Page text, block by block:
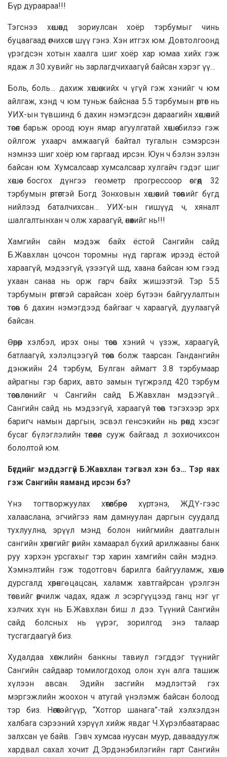
Бүр дураараа!!!
Тэгснээ хөшөөнд зориулсан хоёр тэрбумыг чинь
буцаагаад өгчихсөн шүү гэнэ. Хэн итгэх юм. Довтолгоонд
үрэгдсэн хотын хаалга шиг хоёр хар юмаа хийх гэж
ядаж л 30 хувийг нь зарлагдчихаагүй байсан хэрэг үү…
Боль, боль… дахиж хөшөө хийх ч үгүй гэж хэнийг ч юм
айлгаж, хэнд ч юм туньж байснаа 5.5 тэрбумын өртөг нь
УИХ-ын түвшинд 6 дахин нэмэгдсэн дараагийн хөшөөний
төсөл барьж ороод юун ямар агуулгатай хөшөө билээ гэж
ойлгож ухаарч амжаагүй байтал тугалын сэмэрсэн
нэмнээ шиг хоёр юм гаргаад ирсэн. Юун ч бэлэн зэлэн
байсан юм. Хумсалсаар хумсалсаар хулгайч гэдэг шиг
хөшөө босгох дүнгээ геометр прогрессоор өсгөөд 32
тэрбумын өртөгтэй Богд Зонховын хөшөөний төсөвийг бүгд
нийлээд баталчихсан… УИХ-ын гишүүд ч, хяналт
шалгалтынхан ч олж хараагүй, өнөөхийг нь!!!
Хамгийн сайн мэдэж байх ёстой Сангийн сайд
Б.Жавхлан цочсон торомны нүд гаргаж ирээд ёстой
хараагүй, мэдээгүй, үзээгүй шд, хаана байсан юм гээд
ухаан санаа нь орж гарч байх жишээтэй. Тэр 5.5
тэрбумын өртөгтэй сарайсан хоёр бүтээн байгуулалтын
төсөв 6 дахин нэмэгдээд байгааг ч хараагүй, дуулаагүй
байсан.
Өөрөөр хэлбэл, ирэх оны төсөв хэний ч үзэж, хараагүй,
батлаагүй, хэлэлцээгүй төсөв болж таарсан. Гандангийн
дэнжийн 24 тэрбум, Булган аймагт 3.8 тэрбумаар
айрагны гэр барих, авто замын түгжрэлд 420 тэрбум
төсөвлөснийг ч Сангийн сайд Б.Жавхлан мэдээгүй…
Сангийн сайд нь мэдээгүй, хараагүй төсөв тэгэхээр эрх
баригч намын даргын, эсвэл генсэкийн нь өрөөнд хэсэг
бусаг бүлэглэлийн төлөөлөл сууж байгаад л зохиочихсон
бололтой юм.
Бүгдийг мэддэггүй Б.Жавхлан тэгвэл хэн бэ… Тэр яах
гэж Сангийн яаманд ирсэн бэ?
Үнэ тогтворжуулах хөтөлбөрөөс хүртэнэ, ЖДҮ-гээс
халааслана, эгчийгээ яам дамнуулан даргын суудалд
тухлуулна, эрүүл мэнд болон нийгмийн даатгалын
сангийн хөрөнгийг өөрийн хамаарал бүхий арилжааны банк
руу хэрхэн урсгахыг тэр харин хамгийн сайн мэднэ.
Хэмнэлтийн гэж тодотговч барилга байгууламж, хөшөө
дурсгалд хөрөнгө цацсан, халамж хавтгайрсан үрэлгэн
төсвийг өөрчилж чадах, ядаж л эсэргүүцээд ганц нэг үг
хэлчих хүн нь Б.Жавхлан биш л дээ. Түүний Сангийн
сайд болсных нь үүрэг, зорилгод энэ талаар
тусгагдаагүй биз.
Худалдаа хөгжлийн банкны тавиул гэгддэг түүнийг
Сангийн сайдаар томилогдоход олон хүн алга ташиж
хүлээн авсан. Эдийн засгийн мэдлэгтэй гэх
мэргэжлийн жоохон ч атугай үнэлэмж байсан болоод
тэр биз. Нөгөөтэйгүүр, “Хотгор шанага”-тай хэлхэлдэн
халбага сэрээний хэрүүл хийж явдаг Ч.Хүрэлбаатараас
залхсан үе байв. Гэвч хумсаа нуусан муур, даваадуулж
хардвал сахал хочит Д.Эрдэнэбилэгийн гарт Сангийн